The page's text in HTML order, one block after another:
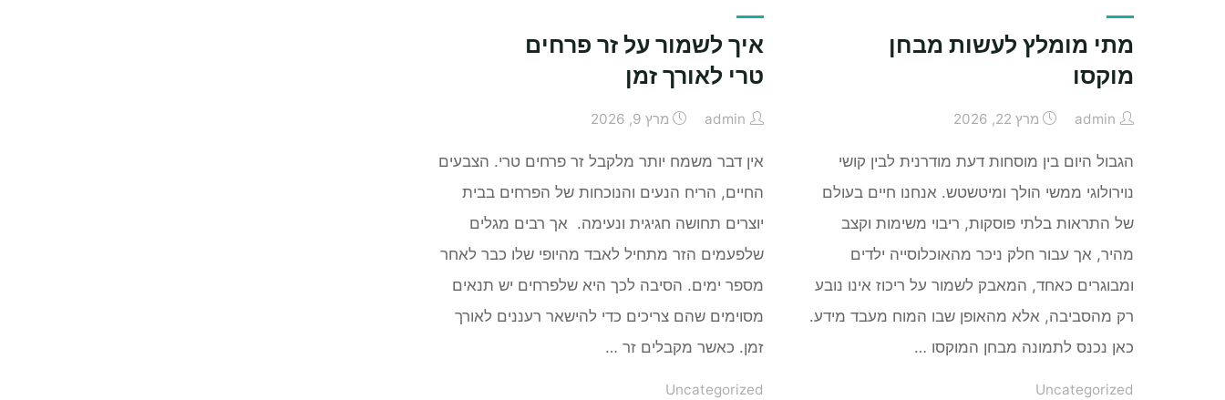
עסקי
לעסק
בעסק"
מתי מומלץ לעשות מבחן
מוקסו
admin מרץ 22, 2026
הגבול היום בין מוסחות דעת מודרנית לבין קושי
נוירולוגי ממשי הולך ומיטשטש. אנחנו חיים בעולם
של התראות בלתי פוסקות, ריבוי משימות וקצב
מהיר, אך עבור חלק ניכר מהאוכלוסייה ילדים
ומבוגרים כאחד, המאבק לשמור על ריכוז אינו נובע
רק מהסביבה, אלא מהאופן שבו המוח מעבד מידע.
כאן נכנס לתמונה מבחן המוקסו …
Uncategorized
איך לשמור על זר פרחים
טרי לאורך זמן
admin מרץ 9, 2026
אין דבר משמח יותר מלקבל זר פרחים טרי. הצבעים
החיים, הריח הנעים והנוכחות של הפרחים בבית
יוצרים תחושה חגיגית ונעימה. אך רבים מגלים
שלפעמים הזר מתחיל לאבד מהיופי שלו כבר לאחר
מספר ימים. הסיבה לכך היא שלפרחים יש תנאים
מסוימים שהם צריכים כדי להישאר רעננים לאורך
זמן. כאשר מקבלים זר …
Uncategorized